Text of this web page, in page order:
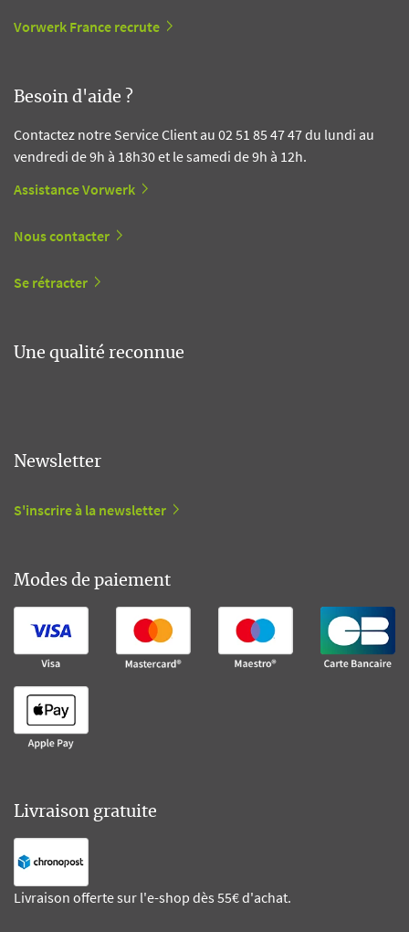
Vorwerk France recrute
Besoin d'aide ?
Contactez notre Service Client au 02 51 85 47 47 du lundi au
vendredi de 9h à 18h30 et le samedi de 9h à 12h.
Assistance Vorwerk
Nous contacter
Se rétracter
Une qualité reconnue
Newsletter
S'inscrire à la newsletter
Modes de paiement
Livraison gratuite
Livraison offerte sur l'e-shop dès 55€ d'achat.